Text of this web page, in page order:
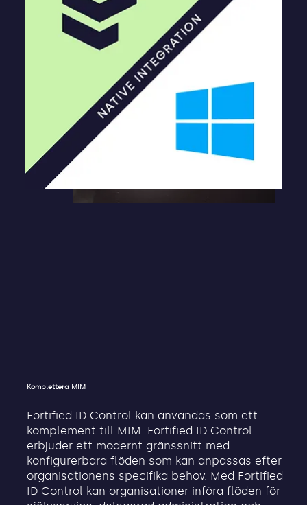
Komplettera MIM
Fortified ID Control kan användas som ett
komplement till MIM. Fortified ID Control
erbjuder ett modernt gränssnitt med
konfigurerbara flöden som kan anpassas efter
organisationens specifika behov. Med Fortified
ID Control kan organisationer införa flöden för